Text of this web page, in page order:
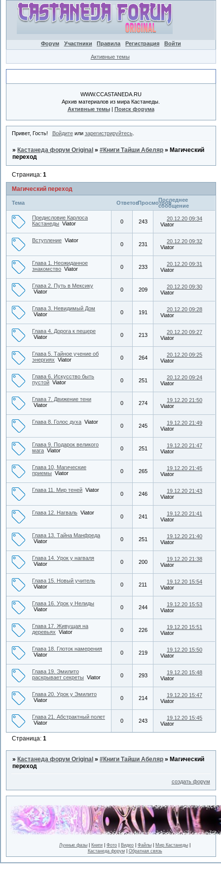
Форум Участники Правила Регистрация Войти
Активные темы
WWW.CCASTANEDA.RU
Архив материалов из мира Кастанеды.
Активные темы| Поиск форума
Привет, Гость! Войдитеили зарегистрируйтесь.
» Кастанеда форум Original »#Книги Тайши Абеляр » Магический
переход
Магический переход
Страница:1
Тема ОтветовПросмотровПоследнее
сообщение
Предисловие Карлоса
Кастанеды Viator 0 243
20.12.20 09:34
Viator
Вступление Viator
0 231
20.12.20 09:32
Viator
Глава 1. Неожиданное
знакомство Viator 0 233
20.12.20 09:31
Viator
Глава 2. Путь в Мексику
Viator
0 209
20.12.20 09:30
Viator
Глава 3. Невидимый Дом
Viator
0 191
20.12.20 09:28
Viator
Глава 4. Дорога к пещере
Viator
0 213
20.12.20 09:27
Viator
Глава 5. Тайное учение об
энергиях Viator 0 264
20.12.20 09:25
Viator
Глава 6. Искусство быть
пустой Viator 0 251
20.12.20 09:24
Viator
Глава 7. Движение тени
Viator
0 274
19.12.20 21:50
Viator
Глава 8. Голос духа Viator
0 245
19.12.20 21:49
Viator
Глава 9. Подарок великого
мага Viator 0 251
19.12.20 21:47
Viator
Глава 10, Магические
приемы Viator 0 265
19.12.20 21:45
Viator
Глава 11. Мир теней Viator
0 246
19.12.20 21:43
Viator
Глава 12. Нагваль Viator
0 241
19.12.20 21:41
Viator
Глава 13. Тайна Манфреда
Viator
0 251
19.12.20 21:40
Viator
Глава 14. Урок у нагваля
Viator
0 200
19.12.20 21:38
Viator
Глава 15. Новый учитель
Viator
0 211
19.12.20 15:54
Viator
Глава 16. Урок у Нелиды
Viator
0 244
19.12.20 15:53
Viator
Глава 17. Живущая на
деревьях Viator 0 226
19.12.20 15:51
Viator
Глава 18. Глоток намерения
Viator
0 219
19.12.20 15:50
Viator
Глава 19. Эмилито
раскрывает секреты Viator 0 293
19.12.20 15:48
Viator
Глава 20. Урок у Эмилито
Viator
0 214
19.12.20 15:47
Viator
Глава 21. Абстрактный полет
Viator
0 243
19.12.20 15:45
Viator
Страница:1
»Кастанеда форум Original »#Книги Тайши Абеляр »Магический
переход
создать форум
Лунные фазы Книги Фото Видео Файлы Мир Кастанеды
Кастанеда форум| Обратная связь